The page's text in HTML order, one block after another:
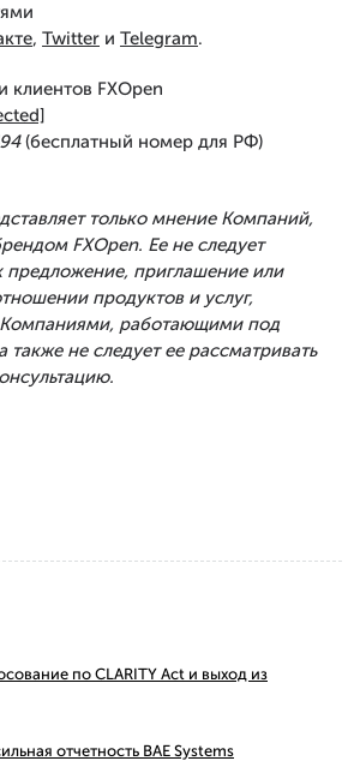
, Twitter и Telegram.
FXOpen
(бесплатный номер для РФ)
только мнение Компаний,
FXOpen. Ее не следует
предложение, приглашение или
продуктов и услуг,
работающими под
также не следует ее рассматривать
по CLARITY Act и выход из
отчетность BAE Systems